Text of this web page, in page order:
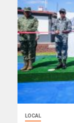
LOCAL